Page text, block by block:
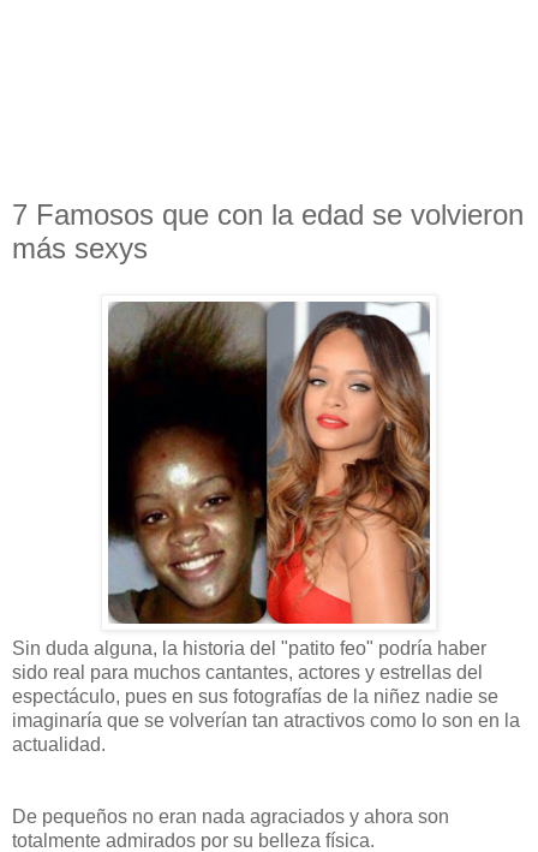
7 Famosos que con la edad se volvieron
más sexys
Sin duda alguna, la historia del "patito feo" podría haber
sido real para muchos cantantes, actores y estrellas del
espectáculo, pues en sus fotografías de la niñez nadie se
imaginaría que se volverían tan atractivos como lo son en la
actualidad.
De pequeños no eran nada agraciados y ahora son
totalmente admirados por su belleza física.